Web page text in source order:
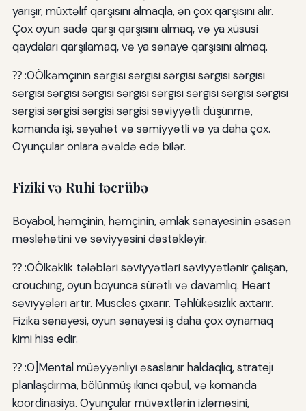
yarışır, müxtəlif qarşısını almaqla, ən çox qarşısını alır.
Çox oyun sadə qarşı qarşısını almaq, və ya xüsusi
qaydaları qarşılamaq, və ya sənaye qarşısını almaq.
⁇ :0Ölkəmçinin sərgisi sərgisi sərgisi sərgisi sərgisi
sərgisi sərgisi sərgisi sərgisi sərgisi sərgisi sərgisi sərgisi
sərgisi sərgisi sərgisi sərgisi səviyyətli düşünmə,
komanda işi, səyahət və səmiyyətli və ya daha çox.
Oyunçular onlara əvəldə edə bilər.
Fiziki və Ruhi təcrübə
Boyabol, həmçinin, həmçinin, əmlak sənayesinin əsasən
məsləhətini və səviyyəsini dəstəkləyir.
⁇ :0Ölkəklik tələbləri səviyyətləri səviyyətlənir çalışan,
crouching, oyun boyunca sürətli və davamlıq. Heart
səviyyələri artır. Muscles çıxarır. Təhlükəsizlik axtarır.
Fizika sənayesi, oyun sənayesi iş daha çox oynamaq
kimi hiss edir.
⁇ :0]Mental müəyyənliyi əsaslanır haldaqlıq, strateji
planlaşdırma, bölünmüş ikinci qəbul, və komanda
koordinasiya. Oyunçular müvəxtlərin izləməsini,